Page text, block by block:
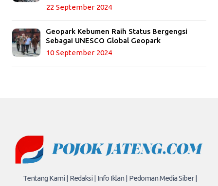
22 September 2024
Geopark Kebumen Raih Status Bergengsi
Sebagai UNESCO Global Geopark
10 September 2024
Tentang Kami | Redaksi | Info Iklan | Pedoman Media Siber |